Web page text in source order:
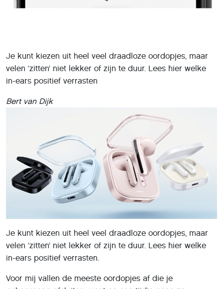
Je kunt kiezen uit heel veel draadloze oordopjes, maar
velen ‘zitten’ niet lekker of zijn te duur. Lees hier welke
in-ears positief verrasten
Bert van Dijk
Je kunt kiezen uit heel veel draadloze oordopjes, maar
velen ‘zitten’ niet lekker of zijn te duur. Lees hier welke
in-ears positief verrasten.
Voor mij vallen de meeste oordopjes af die je